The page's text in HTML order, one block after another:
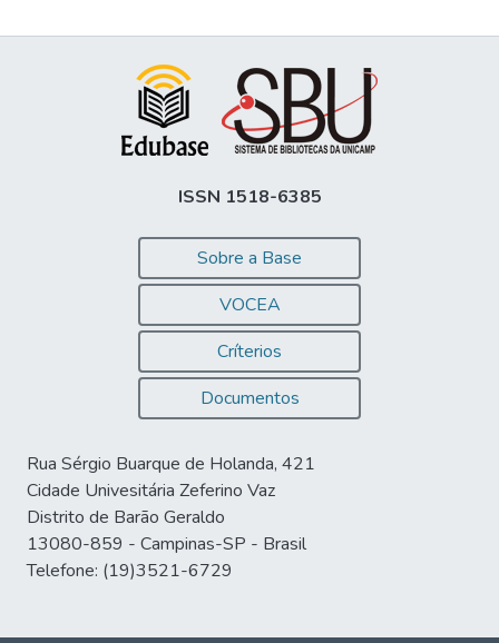
ISSN 1518-6385
Sobre a Base
VOCEA
Críterios
Documentos
Rua Sérgio Buarque de Holanda, 421
Cidade Univesitária Zeferino Vaz
Distrito de Barão Geraldo
13080-859 - Campinas-SP - Brasil
Telefone: (19)3521-6729